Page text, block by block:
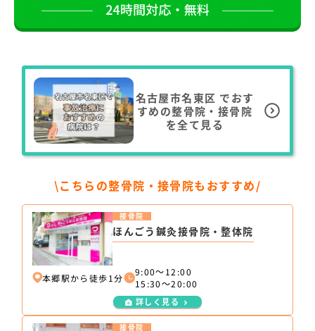
名古屋市名東区 でおす
すめの整骨院・接骨院
を全て見る
\こちらの整骨院・接骨院もおすすめ/
ほんごう鍼灸接骨院・整体院
接骨院
本郷駅から徒歩1分
9:00～12:00
15:30～20:00
詳しく見る
接骨院